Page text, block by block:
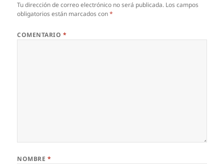
Tu dirección de correo electrónico no será publicada. Los campos
obligatorios están marcados con*
COMENTARIO *
NOMBRE *